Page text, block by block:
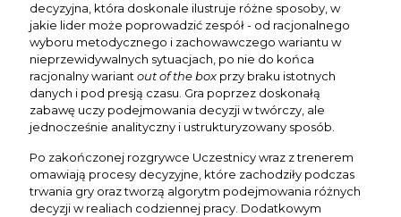
decyzyjna, która doskonale ilustruje różne sposoby, w
jakie lider może poprowadzić zespół - od racjonalnego
wyboru metodycznego i zachowawczego wariantu w
nieprzewidywalnych sytuacjach, po nie do końca
racjonalny wariantout of the box przy braku istotnych
danych i pod presją czasu. Gra poprzez doskonałą
zabawę uczy podejmowania decyzji w twórczy, ale
jednocześnie analityczny i ustrukturyzowany sposób.
Po zakończonej rozgrywce Uczestnicy wraz z trenerem
omawiają procesy decyzyjne, które zachodziły podczas
trwania gry oraz tworzą algorytm podejmowania różnych
decyzji w realiach codziennej pracy. Dodatkowym